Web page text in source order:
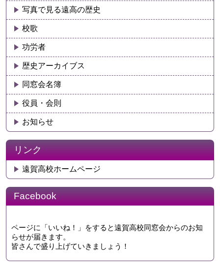
写真で見る遠高の歴史
校歌
功労者
歴史アーカイブス
同窓会名簿
役員・会則
お知らせ
リンク
遠賀高校ホームページ
Facebook
ページに「いいね！」をすると遠賀高校同窓会からのお知
らせが届きます。
皆さんで盛り上げていきましょう！